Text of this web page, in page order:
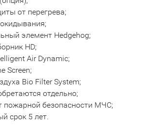
от перегрева;
элемент Hedgehog;
HD;
Air Dynamic;
Screen;
Bio Filter System;
отдельно;
пожарной безопасности МЧС;
срок 5 лет.